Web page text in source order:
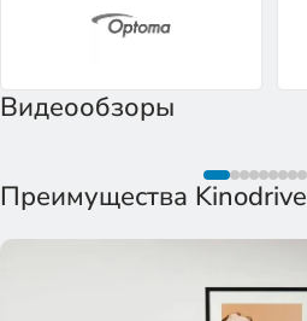
Видеообзоры
Посмотреть на YouTube
Преимущества Kinodrive